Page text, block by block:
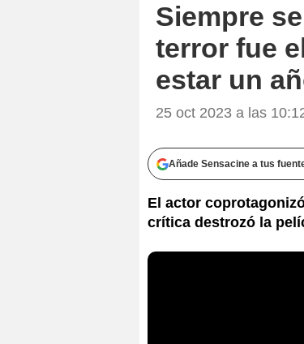
Siempre
terror fue
estar un
25 oct 2023 a las
Añade Sensacine a tus
El actor
crítica destrozó la